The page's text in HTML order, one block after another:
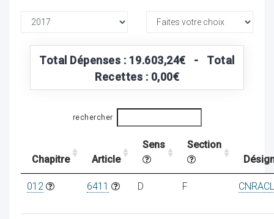
Total Dépenses : 19.603,24€ - Total
Recettes : 0,00€
rechercher
Chapitre Article
Sens
Section
012 6411 D F CNRACL